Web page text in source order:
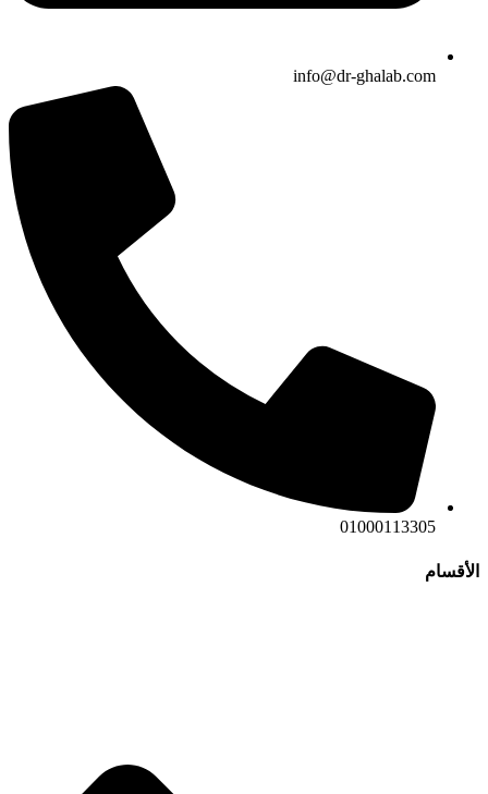
info@dr-ghalab.com
01000113305
الأقسام